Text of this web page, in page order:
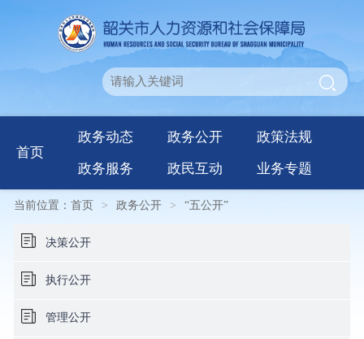
首页
政务动态 政务公开 政策法规
政务服务 政民互动 业务专题
当前位置： 首页 > 政务公开 > “五公开”
决策公开
执行公开
管理公开